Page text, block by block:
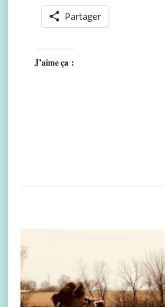
Partager
J’aime ça :